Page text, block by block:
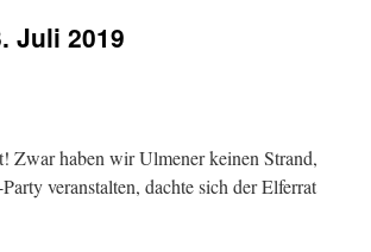
Juli 2019
Zwar haben wir Ulmener keinen Strand,
veranstalten, dachte sich der Elferrat